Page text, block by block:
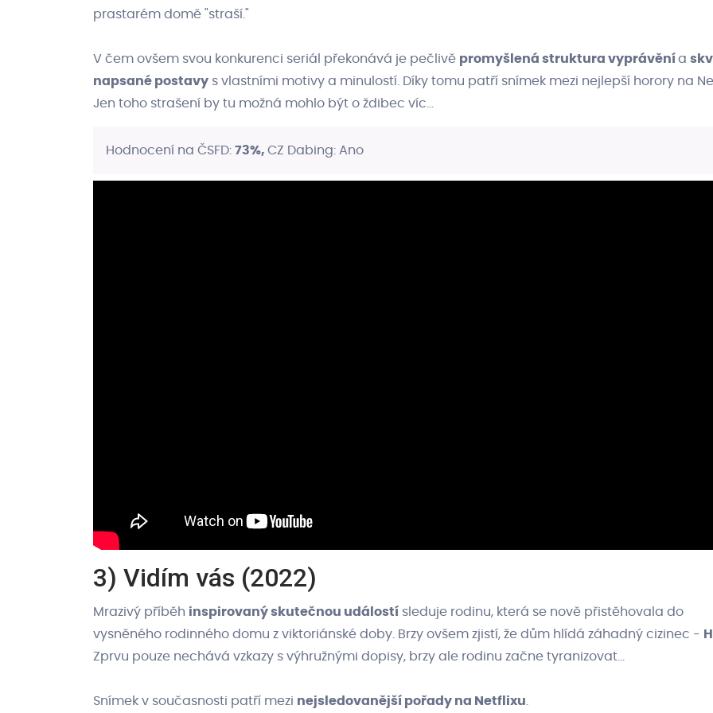
prastarém domě "straší."
V čem ovšem svou konkurenci seriál překonává je pečlivě promyšlená struktura vyprávění a
napsané postavy s vlastními motivy a minulostí. Díky tomu patří snímek mezi nejlepší horory na
Jen toho strašení by tu možná mohlo být o ždibec víc...
Hodnocení na ČSFD: 73%, CZ Dabing: Ano
3) Vidím vás (2022)
Mrazivý příběh inspirovaný skutečnou událostí sleduje rodinu, která se nově přistěhovala do
vysněného rodinného domu z viktoriánské doby. Brzy ovšem zjistí, že dům hlídá záhadný cizinec -
Zprvu pouze nechává vzkazy s výhružnými dopisy, brzy ale rodinu začne tyranizovat...
Snímek v současnosti patří mezi nejsledovanější pořady na Netflixu